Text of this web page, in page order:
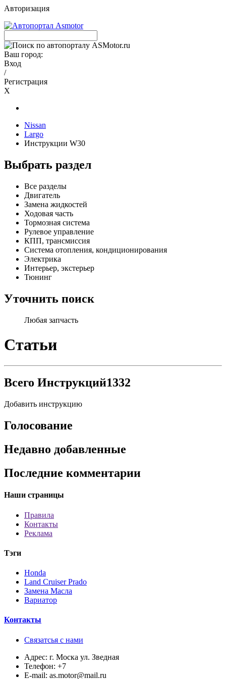
Авторизация
Ваш город:
Вход
/
Регистрация
X
Nissan
Largo
Инструкции W30
Выбрать раздел
Все разделы
Двигатель
Замена жидкостей
Ходовая часть
Тормозная система
Рулевое управление
КПП, трансмиссия
Система отопления, кондиционирования
Электрика
Интерьер, экстерьер
Тюнинг
Уточнить поиск
Любая запчасть
Статьи
Всего Инструкций1332
Добавить инструкцию
Голосование
Недавно добавленные
Последние комментарии
Наши страницы
Правила
Контакты
Реклама
Тэги
Honda
Land Cruiser Prado
Замена Масла
Вариатор
Контакты
Связатсья с нами
Адрес: г. Моска ул. Зведная
Телефон: +7
E-mail: as.motor@mail.ru